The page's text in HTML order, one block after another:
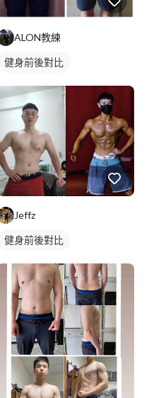
ALON教練
健身前後對比
Jeffz
健身前後對比